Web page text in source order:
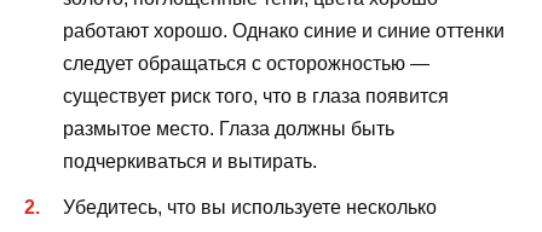
работают хорошо. Однако синие и синие оттенки
следует обращаться с осторожностью —
существует риск того, что в глаза появится
размытое место. Глаза должны быть
подчеркиваться и вытирать.
Убедитесь, что вы используете несколько